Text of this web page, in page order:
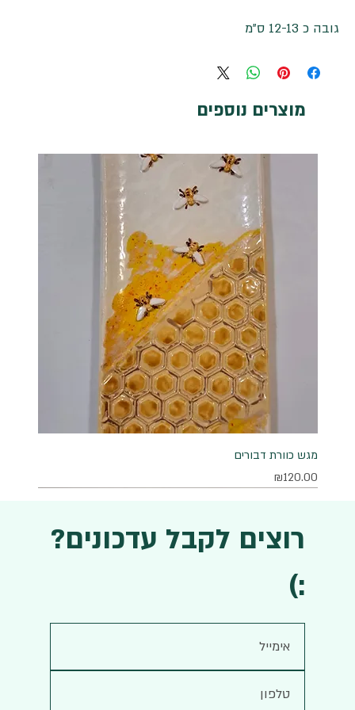
גובה כ 12-13 ס"מ
מוצרים נוספים
מגש כוורת דבורים
מחיר
₪120.00
רוצים לקבל עדכונים?
:)